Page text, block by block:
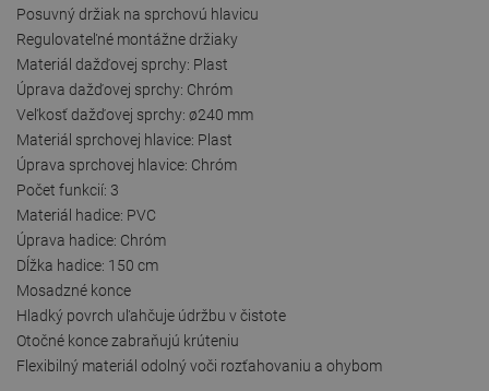
Posuvný držiak na sprchovú hlavicu
Regulovateľné montážne držiaky
Materiál dažďovej sprchy: Plast
Úprava dažďovej sprchy: Chróm
Veľkosť dažďovej sprchy: ø240 mm
Materiál sprchovej hlavice: Plast
Úprava sprchovej hlavice: Chróm
Počet funkcií: 3
Materiál hadice: PVC
Úprava hadice: Chróm
Dĺžka hadice: 150 cm
Mosadzné konce
Hladký povrch uľahčuje údržbu v čistote
Otočné konce zabraňujú krúteniu
Flexibilný materiál odolný voči rozťahovaniu a ohybom